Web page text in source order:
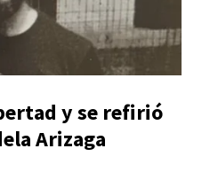
y se refirió
Arizaga